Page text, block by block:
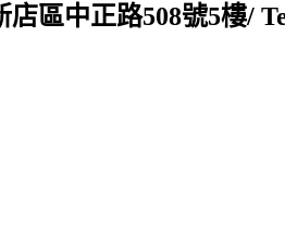
區中正路508號5樓/